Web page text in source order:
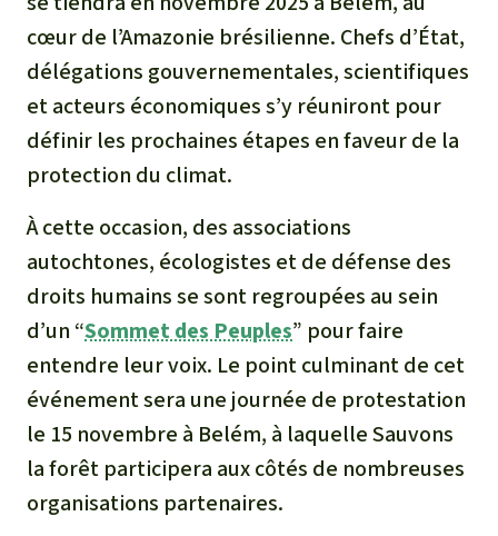
cœur de l’Amazonie brésilienne. Chefs d’État,
délégations gouvernementales, scientifiques
et acteurs économiques s’y réuniront pour
définir les prochaines étapes en faveur de la
protection du climat.
À cette occasion, des associations
autochtones, écologistes et de défense des
droits humains se sont regroupées au sein
d’un “Sommet des Peuples” pour faire
entendre leur voix. Le point culminant de cet
événement sera une journée de protestation
le 15 novembre à Belém, à laquelle Sauvons
la forêt participera aux côtés de nombreuses
organisations partenaires.